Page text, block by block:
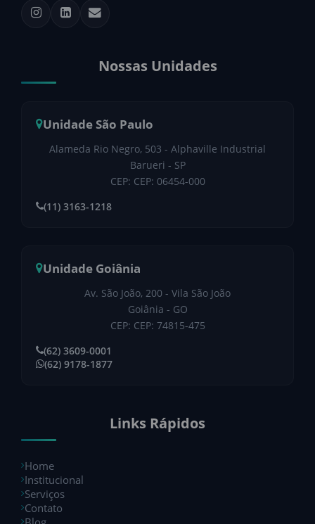
Nossas Unidades
Unidade São Paulo
Alameda Rio Negro, 503 - Alphaville Industrial
Barueri - SP
CEP: CEP: 06454-000
(11) 3163-1218
Unidade Goiânia
Av. São João, 200 - Vila São João
Goiânia - GO
CEP: CEP: 74815-475
(62) 3609-0001
(62) 9178-1877
Links Rápidos
Home
Institucional
Serviços
Contato